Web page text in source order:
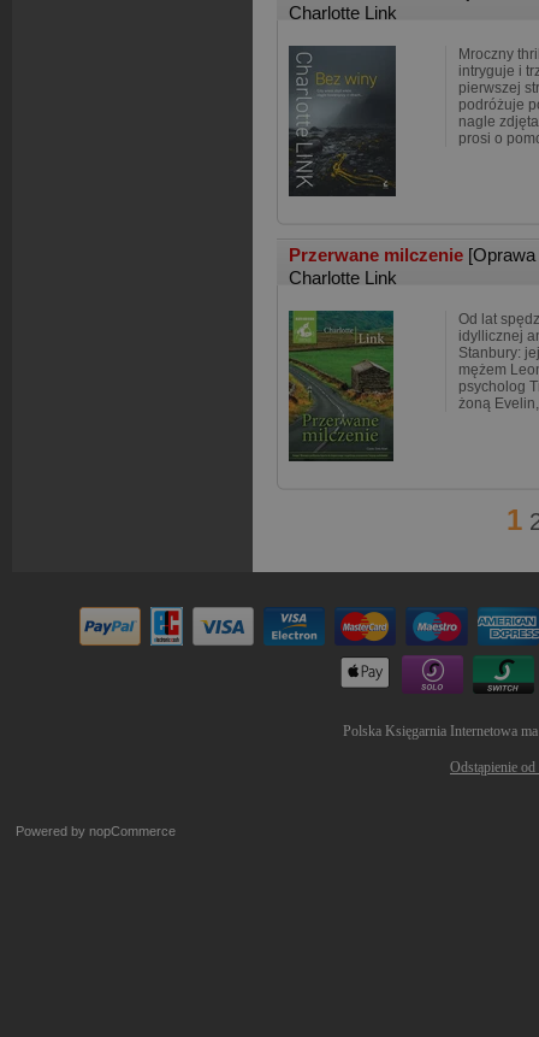
Charlotte Link
Mroczny
intryguje i
pierwszej
podróżuje
nagle
prosi o
Przerwane milczenie
Charlotte Link
Od lat
idyllicznej
Stanbury:
mężem
psycholog
żoną
1
Polska Księgarnia Internetowa
Odstąpienie
Powered by nopCommerce